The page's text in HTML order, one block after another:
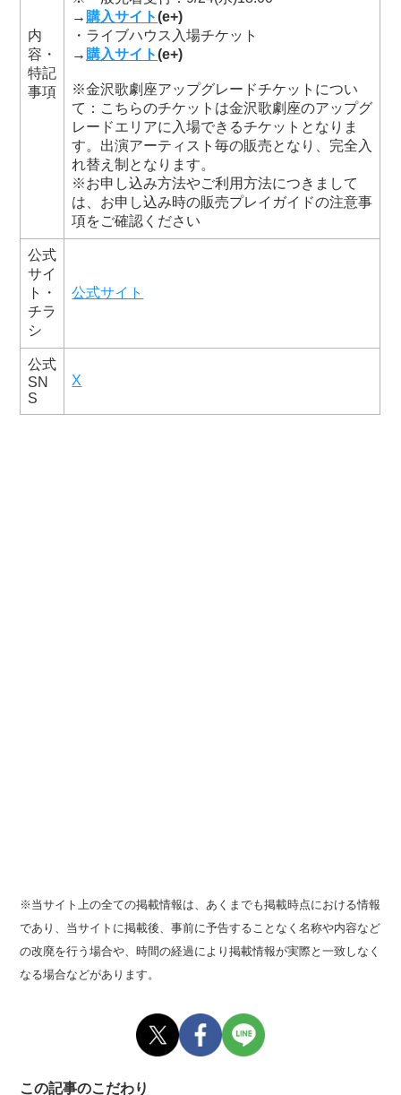
内
容・
特記
事項
→ 購入サイト(e+)
・ライブハウス入場チケット
→ 購入サイト(e+)
※金沢歌劇座アップグレードチケットについ
て：こちらのチケットは金沢歌劇座のアップグ
レードエリアに入場できるチケットとなりま
す。出演アーティスト毎の販売となり、完全入
れ替え制となります。
※お申し込み方法やご利用方法につきまして
は、お申し込み時の販売プレイガイドの注意事
項をご確認ください
公式
サイ
ト・
チラ
シ
公式サイト
公式
SN
S
X
※当サイト上の全ての掲載情報は、あくまでも掲載時点における情報
であり、当サイトに掲載後、事前に予告することなく名称や内容など
の改廃を行う場合や、時間の経過により掲載情報が実際と一致しなく
なる場合などがあります。
この記事のこだわり